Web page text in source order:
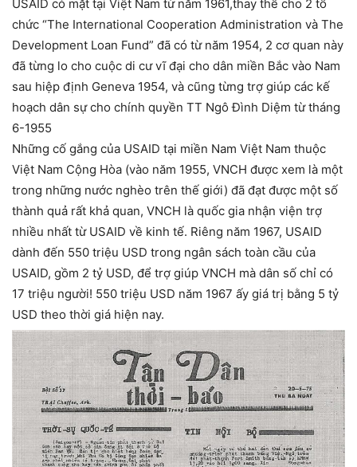
USAID có mặt tại Việt Nam từ năm 1961,thay thế cho 2 tổ
chức “The International Cooperation Administration và The
Development Loan Fund” đã có từ năm 1954, 2 cơ quan này
đã từng lo cho cuộc di cư vĩ đại cho dân miền Bắc vào Nam
sau hiệp định Geneva 1954, và cũng từng trợ giúp các kế
hoạch dân sự cho chính quyền TT Ngô Đình Diệm từ tháng
6-1955
Những cố gắng của USAID tại miền Nam Việt Nam thuộc
Việt Nam Cộng Hòa (vào năm 1955, VNCH được xem là một
trong những nước nghèo trên thế giới) đã đạt được một số
thành quả rất khả quan, VNCH là quốc gia nhận viện trợ
nhiều nhất từ USAID về kinh tế. Riêng năm 1967, USAID
dành đến 550 triệu USD trong ngân sách toàn cầu của
USAID, gồm 2 tỷ USD, để trợ giúp VNCH mà dân số chỉ có
17 triệu người! 550 triệu USD năm 1967 ấy giá trị bằng 5 tỷ
USD theo thời giá hiện nay.